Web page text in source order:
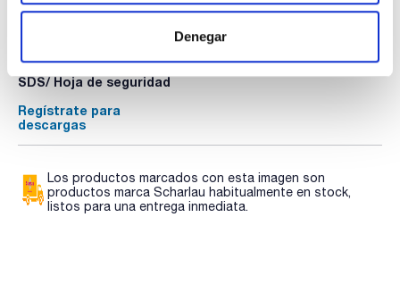
Denegar
descargas
descargas
SDS/ Hoja de seguridad
Regístrate para
descargas
Los productos marcados con esta imagen son
productos marca Scharlau habitualmente en stock,
listos para una entrega inmediata.